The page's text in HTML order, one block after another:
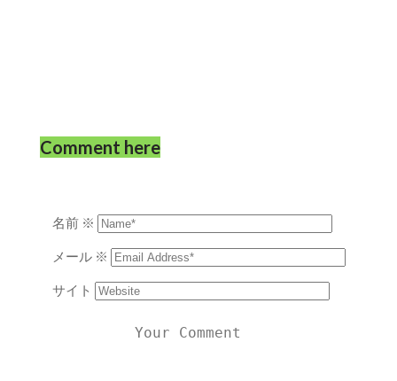
Comment here
名前 ※
メール ※
サイト